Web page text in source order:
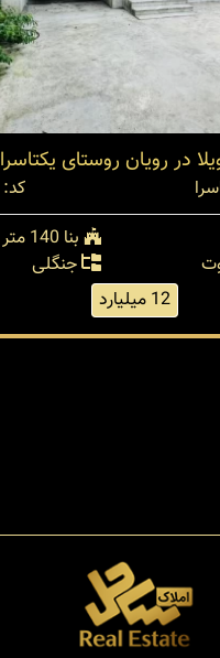
در رویان روستای یکتاسرا
کد: 37841
بنا 140 متر
جنگلی
12 میلیارد